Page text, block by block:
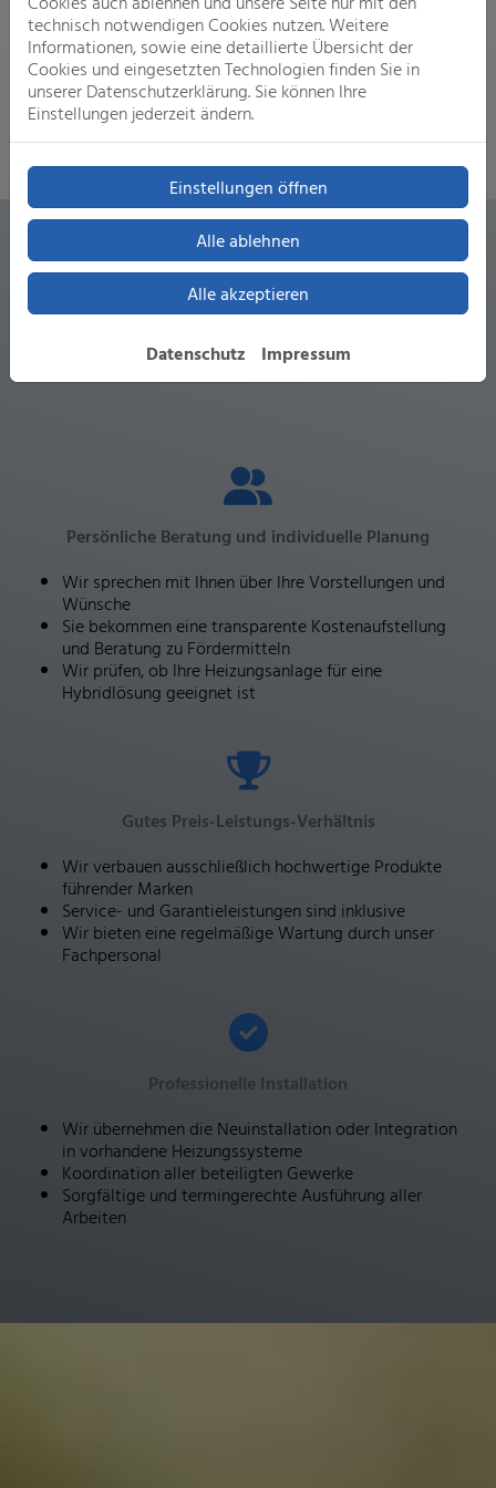
wir zudem die Koordination anderer Gewerke und arbeiten
eng mit Partnerunternehmen und renommierten Marken
zusammen. So bekommen Sie höchste Qualität, sowohl bei
der Arbeit als auch den Produkten.
Ihre Vorteile mit Zach GmbH
Persönliche Beratung und individuelle Planung
Wir sprechen mit Ihnen über Ihre Vorstellungen und
Wünsche
Sie bekommen eine transparente Kostenaufstellung
und Beratung zu Fördermitteln
Wir prüfen, ob Ihre Heizungsanlage für eine
Hybridlösung geeignet ist
Gutes Preis-Leistungs-Verhältnis
Wir verbauen ausschließlich hochwertige Produkte
führender Marken
Service- und Garantieleistungen sind inklusive
Wir bieten eine regelmäßige Wartung durch unser
Fachpersonal
Professionelle Installation
Wir übernehmen die Neuinstallation oder Integration
in vorhandene Heizungssysteme
Koordination aller beteiligten Gewerke
Sorgfältige und termingerechte Ausführung aller
Arbeiten
technisch notwendigen Cookies nutzen. Weitere
Informationen, sowie eine detaillierte Übersicht der
Cookies und eingesetzten Technologien finden Sie in
unserer Datenschutzerklärung. Sie können Ihre
Einstellungen jederzeit ändern.
Einstellungen öffnen
Alle ablehnen
Alle akzeptieren
Datenschutz Impressum